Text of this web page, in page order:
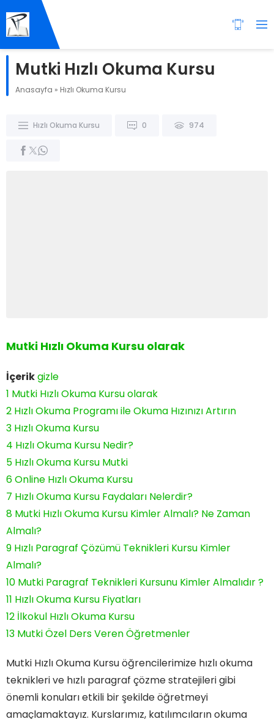
Mutki Hızlı Okuma Kursu
Anasayfa » Hızlı Okuma Kursu
Hızlı Okuma Kursu 0 974
Mutki Hızlı Okuma Kursu olarak
İçerikgizle
1 Mutki Hızlı Okuma Kursu olarak
2 Hızlı Okuma Programı ile Okuma Hızınızı Artırın
3 Hızlı Okuma Kursu
4 Hızlı Okuma Kursu Nedir?
5 Hızlı Okuma Kursu Mutki
6Online Hızlı Okuma Kursu
7 Hızlı Okuma Kursu Faydaları Nelerdir?
8 Mutki Hızlı Okuma Kursu Kimler Almalı? Ne Zaman
Almalı?
9 Hızlı Paragraf Çözümü Teknikleri Kursu Kimler
Almalı?
10 Mutki Paragraf Teknikleri Kursunu Kimler Almalıdır ?
11 Hızlı Okuma Kursu Fiyatları
12 İlkokul Hızlı Okuma Kursu
13 Mutki Özel Ders Veren Öğretmenler
Mutki Hızlı Okuma Kursu öğrencilerimize hızlı okuma
teknikleri ve hızlı paragraf çözme stratejileri gibi
önemli konuları etkili bir şekilde öğretmeyi
amaçlamaktayız. Kurslarımız, katılımcıların okuma